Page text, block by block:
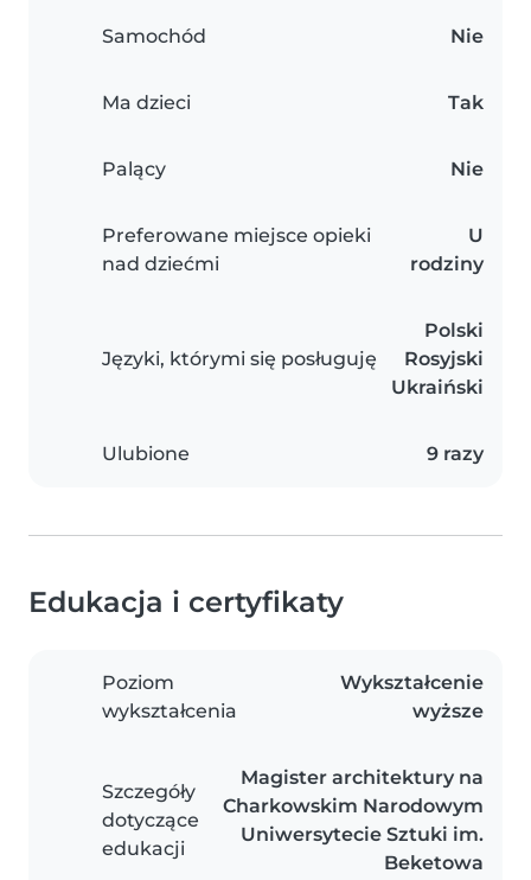
Samochód Nie
Ma dzieci Tak
Palący Nie
Preferowane miejsce opieki
nad dziećmi
U
rodziny
Języki, którymi się posługuję
Polski
Rosyjski
Ukraiński
Ulubione 9 razy
Edukacja i certyfikaty
Poziom
wykształcenia
Wykształcenie
wyższe
Szczegóły
dotyczące
edukacji
Magister architektury na
Charkowskim Narodowym
Uniwersytecie Sztuki im.
Beketowa